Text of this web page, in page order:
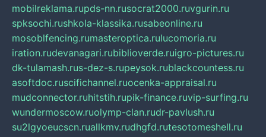
mobilreklama.rupds-nn.rusocrat2000.ruvgurin.ru
spksochi.rushkola-klassika.rusabeonline.ru
mosoblfencing.rumasteroptica.rulucomoria.ru
iration.rudevanagari.rubiblioverde.ruigro-pictures.ru
dk-tulamash.rus-dez-s.rupeysok.rublackcountess.ru
asoftdoc.ruscifichannel.ruocenka-appraisal.ru
mudconnector.ruhitstih.rupik-finance.ruvip-surfing.ru
wundermoscow.ruolymp-clan.rudr-pavlush.ru
su2lgyoeucscn.ruallkmv.rudhgfd.rutesotomeshell.ru